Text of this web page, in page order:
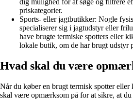
dig mulighed for at søge og filtrere
priskategorier.
Sports- eller jagtbutikker: Nogle
specialiserer sig i jagtudstyr eller
have brugte termiske spotters eller
lokale butik, om de har brugt udstyr
Hvad skal du være
Når du køber en brugt termisk spotter
skal være opmærksom på for at sikre, at